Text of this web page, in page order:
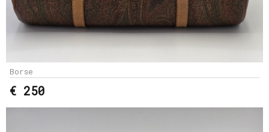
Borse
€ 250